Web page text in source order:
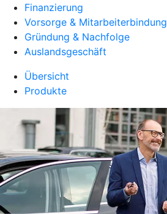
Finanzierung
Vorsorge & Mitarbeiterbindung
Gründung & Nachfolge
Auslandsgeschäft
Übersicht
Produkte